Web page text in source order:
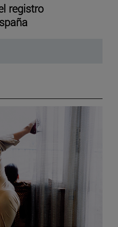
registro